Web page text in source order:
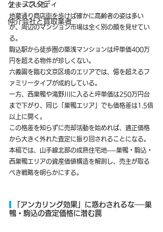
ケーススタディ
仲介会社と買取業者
止まっている。
地蔵通り商店街を歩けば確かに高齢者の姿は多い
が、周辺のマンション市場は全く別の顔を見せてい
る。
駒込駅から徒歩圏の築浅マンションは坪単価400万
円を超える物件が珍しくない。
六義園を臨む文京区境のエリアでは、億を超えるフ
ァミリータイプが成約している。
一方、西巣鴨や滝野川に入ると坪単価は250万円台
まで下がり、同じ「巣鴨エリア」でも価格差は1.5倍
以上に開く。
この格差を知らずに売却活動を始めれば、適正価格
から大きく外れた査定に振り回されることになる。
本稿では、山手線北部の成熟住宅地──巣鴨・駒込・
西巣鴨エリアの資産価値構造を解剖し、売主が取る
べき戦略を明らかにする。
「アンカリング効果」に惑わされるな──巣
鴨・駒込の査定価格に潜む罠